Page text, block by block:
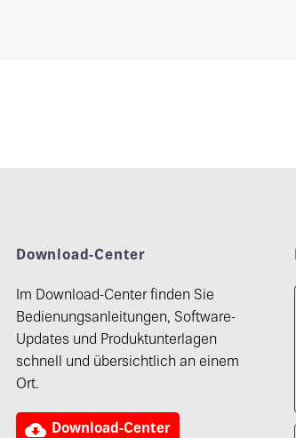
Download-Center
Im Download-Center finden Sie
Bedienungsanleitungen, Software-
Updates und Produktunterlagen
schnell und übersichtlich an einem
Ort.
 Download-Center